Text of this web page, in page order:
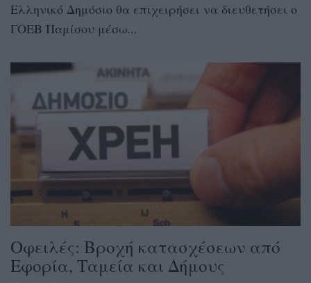
Ελληνικό Δημόσιο θα επιχειρήσει να διευθετήσει ο
ΓΟΕΒ Παμίσου μέσω...
Οφειλές: Βροχή κατασχέσεων από
Εφορία, Ταμεία και Δήμους